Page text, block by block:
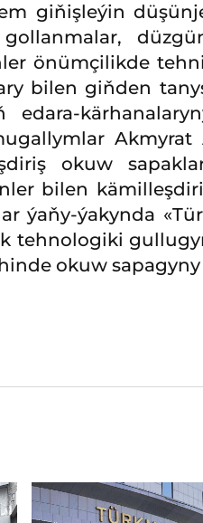
giňişleýin
önümçilikde
bilen giňden
edara-
okuw
bilen
ýaňy-ýakynda
tehnologiki
okuw